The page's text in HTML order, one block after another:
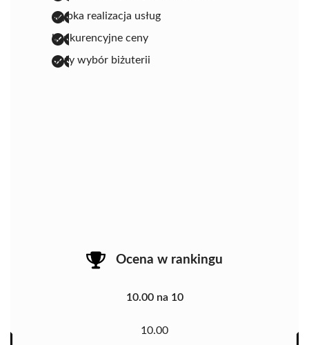
szybka realizacja usług
konkurencyjne ceny
duży wybór biżuterii
Ocena w rankingu
10.00 na 10
10.00